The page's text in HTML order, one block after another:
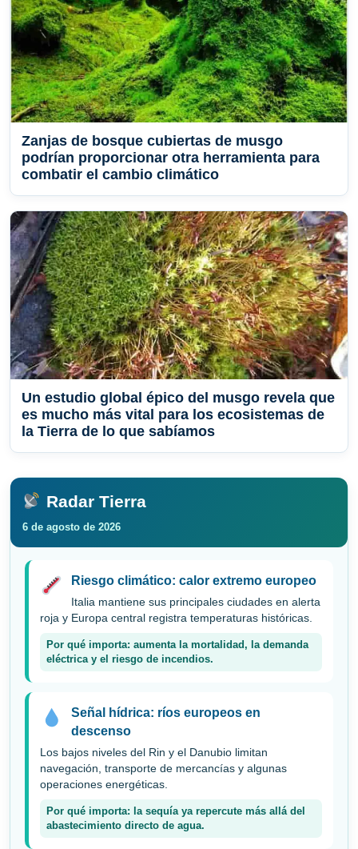
Zanjas de bosque cubiertas de musgo
podrían proporcionar otra herramienta para
combatir el cambio climático
Un estudio global épico del musgo revela que
es mucho más vital para los ecosistemas de
la Tierra de lo que sabíamos
Radar Tierra
6 de agosto de 2026
Riesgo climático: calor extremo europeo
Italia mantiene sus principales ciudades en alerta
roja y Europa central registra temperaturas históricas.
Por qué importa: aumenta la mortalidad, la demanda
eléctrica y el riesgo de incendios.
Señal hídrica: ríos europeos en
descenso
Los bajos niveles del Rin y el Danubio limitan
navegación, transporte de mercancías y algunas
operaciones energéticas.
Por qué importa: la sequía ya repercute más allá del
abastecimiento directo de agua.